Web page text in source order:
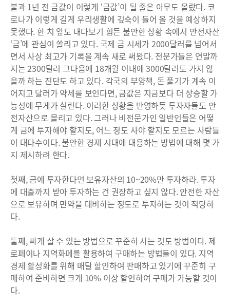
불과 1년 전 금값이 이렇게 ‘금값’이 될 줄은 아무도 몰랐다. 코
로나가 이렇게 길게 우리생활에 깊숙이 들어 올 것을 예상하지
못했다. 한 치 앞도 내다보기 힘든 불안한 상황 속에서 안전자산
‘금’에 관심이 쏠리고 있다. 국제 금 시세가 2000달러를 넘어서
면서 사상 최고가 기록을 계속 새로 써왔다. 전문가들은 연말까
지는 2300달러 그다음에 18개월 이내에 3000달러도 가지 않
을까 하는 진단도 하고 있다. 각국의 부양책, 돈 풀기가 계속 이
어지고 달러가 약세를 보인다면, 금값은 지금보다 더 상승할 가
능성에 무게가 실린다. 이러한 상황을 반영하듯 투자자들도 안
전자산으로 몰리고 있다. 그러나 비전문가인 일반인들은 어떻
게 금에 투자해야 할지도, 어느 정도 사야 할지도 모르는 사람들
이 대다수이다. 불안한 경제 시대에 대응하는 방법에 대해 몇 가
지 제시하려 한다.
첫째, 금에 투자한다면 보유자산의 10~20%만 투자하라. 투자
에 대출까지 받아 투자하는 건 권장하고 싶지 않다. 안전한 자산
으로 보유하며 만약을 대비하는 정도로 투자하는 것이 적당하
다.
둘째, 싸게 살 수 있는 방법으로 꾸준히 사는 것도 방법이다. 제
로페이나 지역화폐를 활용하여 구매하는 방법들이 있다. 지역
경제 활성화를 위해 매달 할인하여 판매하고 있기에 꾸준히 구
매하여 준비하면 크게 10% 이상 할인하여 구매가 가능할 것이
다.